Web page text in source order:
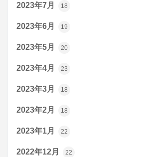
2023年7月 18
2023年6月 19
2023年5月 20
2023年4月 23
2023年3月 18
2023年2月 18
2023年1月 22
2022年12月 22